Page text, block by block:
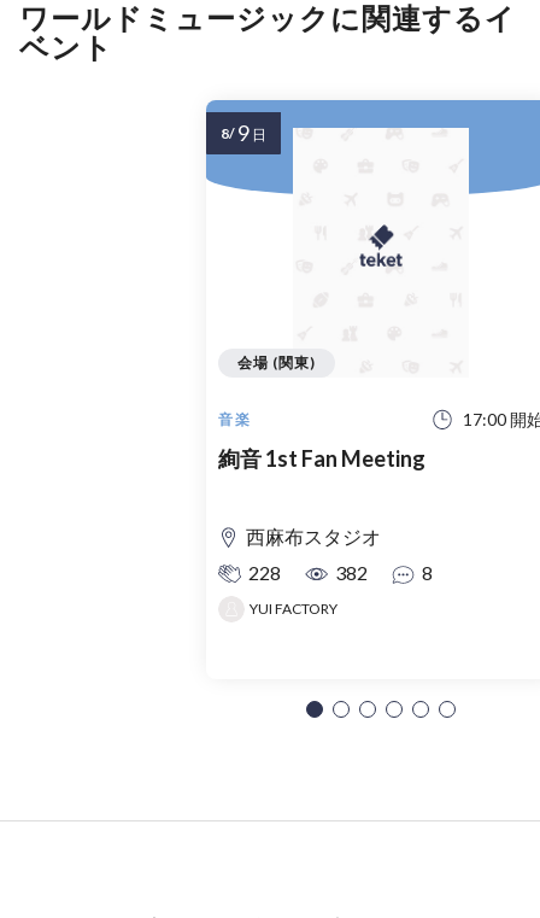
ワールドミュージックに関連するイ
ベント
音楽 17:00 開
絢音 1st Fan Meeting
西麻布スタジオ
228
382 8
YUI FACTORY
会場 (関東)
8/ 9 日